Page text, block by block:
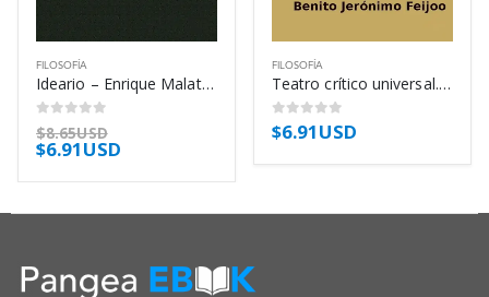
FILOSOFÍA
Ideario – Enrique Malatesta
0out of 5
$8.65USD
$6.91USD
FILOSOFÍA
Teatro crítico universal. Tomo VI – Benito Jerónimo Feijoo
0out of 5
$6.91USD